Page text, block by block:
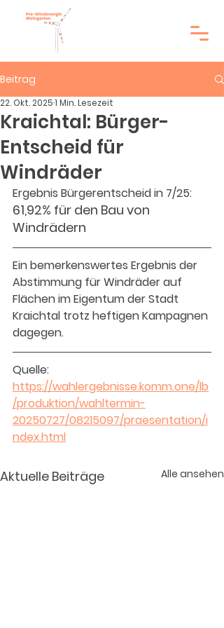
Beitrag
Kraichtal: Bürger-
Entscheid für
Windräder
22. Okt. 20251 Min. Lesezeit
Ergebnis Bürgerentscheid in 7/25:
61,92% für den Bau von
Windrädern
Ein bemerkenswertes Ergebnis der
Abstimmung für Windräder auf
Flächen im Eigentum der Stadt
Kraichtal trotz heftigen Kampagnen
dagegen.
Quelle:
https://wahlergebnisse.komm.one/lb
/produktion/wahltermin-
20250727/08215097/praesentation/i
ndex.html
Aktuelle Beiträge Alle ansehen